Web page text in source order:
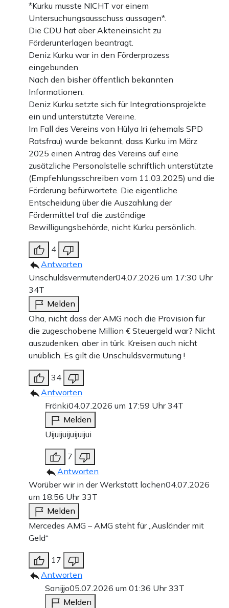
*Kurku musste NICHT vor einem
Untersuchungsausschuss aussagen*.
Die CDU hat aber Akteneinsicht zu
Förderunterlagen beantragt.
Deniz Kurku war in den Förderprozess
eingebunden
Nach den bisher öffentlich bekannten
Informationen:
Deniz Kurku setzte sich für Integrationsprojekte
ein und unterstützte Vereine.
Im Fall des Vereins von Hülya Iri (ehemals SPD
Ratsfrau) wurde bekannt, dass Kurku im März
2025 einen Antrag des Vereins auf eine
zusätzliche Personalstelle schriftlich unterstützte
(Empfehlungsschreiben vom 11.03.2025) und die
Förderung befürwortete. Die eigentliche
Entscheidung über die Auszahlung der
Fördermittel traf die zuständige
Bewilligungsbehörde, nicht Kurku persönlich.
4
Antworten
Unschuldsvermutender04.07.2026 um 17:30 Uhr
34T
Melden
Oha, nicht dass der AMG noch die Provision für
die zugeschobene Million € Steuergeld war? Nicht
auszudenken, aber in türk. Kreisen auch nicht
unüblich. Es gilt die Unschuldsvermutung !
34
Antworten
Fränki04.07.2026 um 17:59 Uhr34T
Melden
Uijuijuijuijuijui
7
Antworten
Worüber wir in der Werkstatt lachen04.07.2026
um 18:56 Uhr33T
Melden
Mercedes AMG – AMG steht für „Ausländer mit
Geld“
17
Antworten
Sanijjo05.07.2026 um 01:36 Uhr33T
Melden